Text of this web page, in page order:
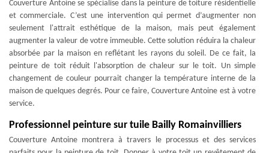
Couverture Antoine se spécialise dans la peinture de toiture résidentielle
et commerciale. C’est une intervention qui permet d’augmenter non
seulement l'attrait esthétique de la maison, mais peut également
augmenter la valeur de votre immeuble. Cette solution réduira la chaleur
absorbée par la maison en reflétant les rayons du soleil. De ce fait, la
peinture de toit réduit l'absorption de chaleur sur le toit. Un simple
changement de couleur pourrait changer la température interne de la
maison de quelques degrés. Pour ce faire, Couverture Antoine est à votre
service.
Professionnel peinture sur tuile Bailly Romainvilliers
Couverture Antoine montrera à travers le processus et des services